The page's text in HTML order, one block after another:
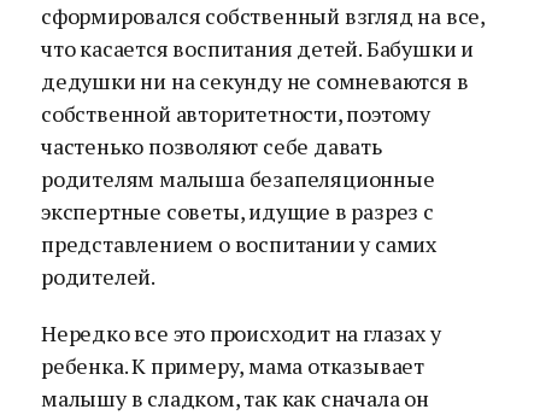
сформировался собственный взгляд на все,
что касается воспитания детей. Бабушки и
дедушки ни на секунду не сомневаются в
собственной авторитетности, поэтому
частенько позволяют себе давать
родителям малыша безапеляционные
экспертные советы, идущие в разрез с
представлением о воспитании у самих
родителей.
Нередко все это происходит на глазах у
ребенка. К примеру, мама отказывает
малышу в сладком, так как сначала он